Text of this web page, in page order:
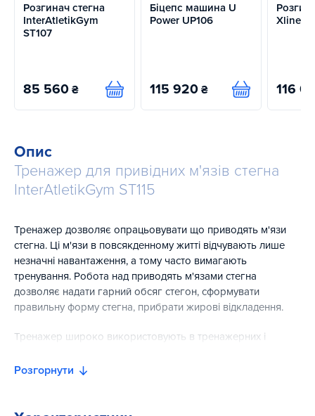
Розгинач стегна
InterAtletikGym
ST107
85 560 ₴ Купити
Біцепс машина U
Power UP106
115 920 ₴ Купити
Xline
116
Опис
Тренажер для привідних м'язів стегна
InterAtletikGym ST115
Тренажер дозволяє опрацьовувати що приводять м'язи
стегна. Ці м'язи в повсякденному житті відчувають лише
незначні навантаження, а тому часто вимагають
тренування. Робота над приводять м'язами стегна
дозволяє надати гарний обсяг стегон, сформувати
правильну форму стегна, прибрати жирові відкладення.
Тренажер широко використовують в тренажерних і
половини користувачів, так як формує красиві, спортивні
Також тренажер для м'язів стегна використовуються в
Розгорнути